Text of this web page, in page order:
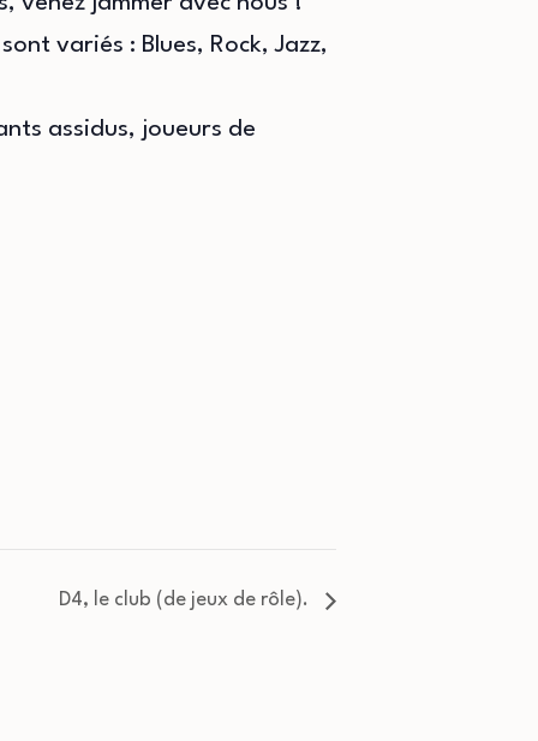
variés : Blues, Rock, Jazz,
assidus, joueurs de
D4, le club (de jeux de rôle).